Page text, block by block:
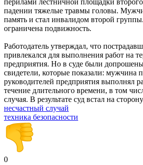
падении тяжелые травмы головы.
память и стал инвалидом второй
ограничена подвижность.
Работодатель утверждал, что
привлекался для выполнения работ на
предприятия. Но в суде были
свидетели, которые показали: мужчина
руководителей предприятия выполнял
течение длительного времени, в том
случая. В результате суд встал на
несчастный случай
техника безопасности
0